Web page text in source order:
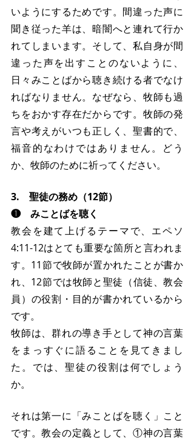
いようにするためです。間違った声に
聞き従った羊は、暗闇へと連れて行か
れてしまいます。そして、私自身が間
違った声を出すことのないように、
日々みことばから聴き続ける者でなけ
ればなりません。なぜなら、牧師も過
ちをおかす存在だからです。牧師の発
言や考えがいつも正しく、聖書的で、
福音的なわけではありません。どう
か、牧師のために祈ってください。
3.　聖徒の務め（12節）
❶　みことばを聴く
教会を建て上げるテーマで、エペソ
4:11-12はとても重要な箇所と言われま
す。11節で牧師が置かれたことが書か
れ、12節では牧師と聖徒（信徒、教会
員）の役割・目的が書かれているから
です。
牧師は、群れの導き手として神の言葉
をまっすぐに語ることを見てきまし
た。では、聖徒の役割は何でしょう
か。
それは第一に「みことばを聴く」こと
です。教会の定義として、①神の言葉